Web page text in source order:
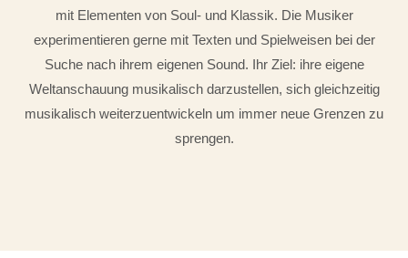
mit Elementen von Soul- und Klassik. Die Musiker
experimentieren gerne mit Texten und Spielweisen bei der
Suche nach ihrem eigenen Sound. Ihr Ziel: ihre eigene
Weltanschauung musikalisch darzustellen, sich gleichzeitig
musikalisch weiterzuentwickeln um immer neue Grenzen zu
sprengen.